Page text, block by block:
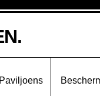
Paviljoens